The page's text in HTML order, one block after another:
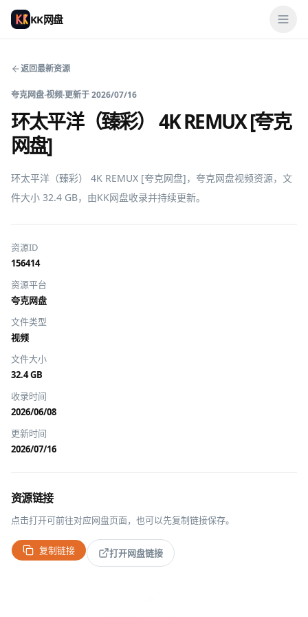
KK网盘
返回最新资源
夸克网盘·视频·更新于2026/07/16
环太平洋（臻彩） 4K REMUX [夸克
网盘]
环太平洋（臻彩） 4K REMUX [夸克网盘]，夸克网盘视频资源，文
件大小 32.4 GB，由KK网盘收录并持续更新。
资源ID
156414
资源平台
夸克网盘
文件类型
视频
文件大小
32.4 GB
收录时间
2026/06/08
更新时间
2026/07/16
资源链接
点击打开可前往对应网盘页面，也可以先复制链接保存。
复制链接 打开网盘链接